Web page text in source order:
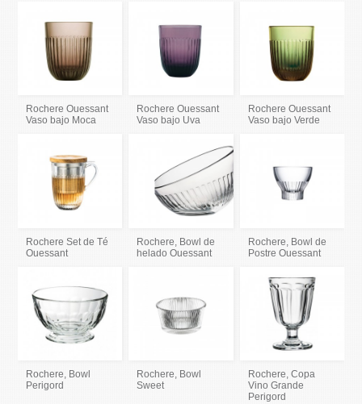
Rochere Ouessant
Vaso bajo Moca
Rochere Ouessant
Vaso bajo Uva
Rochere Ouessant
Vaso bajo Verde
Rochere Set de Té
Ouessant
Rochere, Bowl de
helado Ouessant
Rochere, Bowl de
Postre Ouessant
Rochere, Bowl
Perigord
Rochere, Bowl
Sweet
Rochere, Copa
Vino Grande
Perigord